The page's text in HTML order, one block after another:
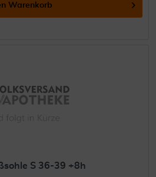
Warenkorb
S 36-39 +8h